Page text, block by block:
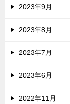
2023年9月
2023年8月
2023年7月
2023年6月
2022年11月